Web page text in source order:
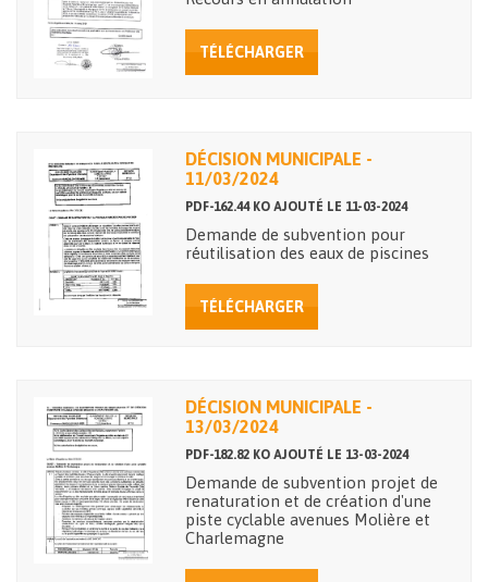
TÉLÉCHARGER
DÉCISION MUNICIPALE -
11/03/2024
PDF-162.44 KO AJOUTÉ LE 11-03-2024
Demande de subvention pour
réutilisation des eaux de piscines
TÉLÉCHARGER
DÉCISION MUNICIPALE -
13/03/2024
PDF-182.82 KO AJOUTÉ LE 13-03-2024
Demande de subvention projet de
renaturation et de création d'une
piste cyclable avenues Molière et
Charlemagne